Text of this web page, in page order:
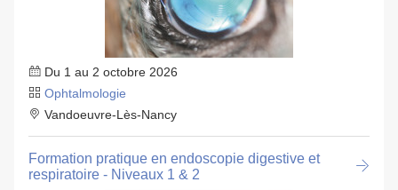
Du 1 au 2 octobre 2026
Ophtalmologie
Vandoeuvre-Lès-Nancy
Formation pratique en endoscopie digestive et
respiratoire - Niveaux 1 & 2